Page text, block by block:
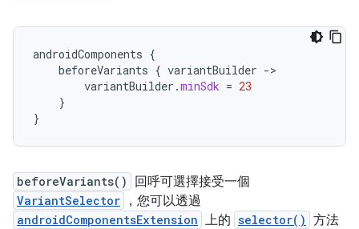
androidComponents {
beforeVariants { variantBuilder -
variantBuilder .minSdk = 23
}
}
beforeVariants() 回呼可選擇接受一個
VariantSelector ，您可以透過
androidComponentsExtension 上的 selector() 方法